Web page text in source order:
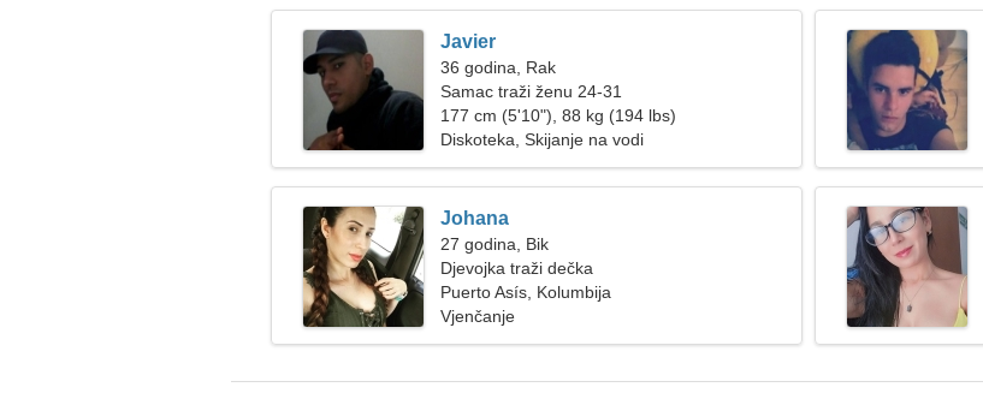
Javier
36 godina, Rak
Samac traži ženu 24-31
177 cm (5'10"), 88 kg (194 lbs)
Diskoteka, Skijanje na vodi
Johana
27 godina, Bik
Djevojka traži dečka
Puerto Asís, Kolumbija
Vjenčanje